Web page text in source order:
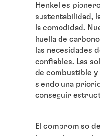
Henkel es
sustentabilidad,
la comodidad.
huella de
las necesidades
confiables. Las
de combustible y
siendo una
conseguir
El compromiso